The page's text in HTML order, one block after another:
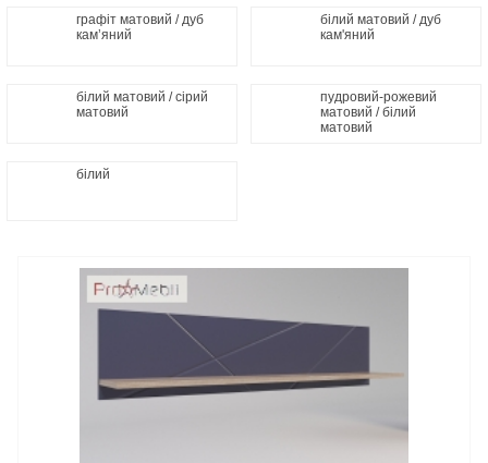
графіт матовий / дуб
кам’яний
білий матовий / дуб
кам'яний
білий матовий / сірий
матовий
пудровий-рожевий
матовий / білий
матовий
білий